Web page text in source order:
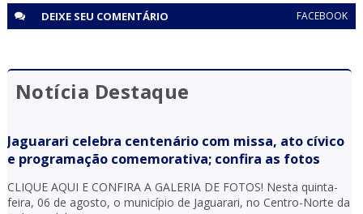
DEIXE SEU COMENTÁRIO FACEBOOK
Notícia Destaque
Jaguarari celebra centenário com missa, ato cívico
e programação comemorativa; confira as fotos
CLIQUE AQUI E CONFIRA A GALERIA DE FOTOS! Nesta quinta-
feira, 06 de agosto, o município de Jaguarari, no Centro-Norte da